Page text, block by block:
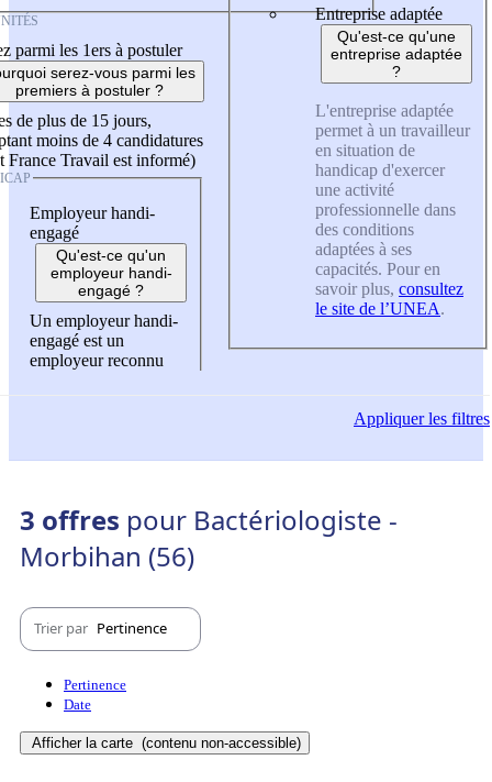
parmi les 1ers à postuler
serez-vous parmi les
premiers à postuler ?
de plus de 15 jours,
moins de 4 candidatures
France Travail est informé)
Employeur handi-
engagé
Qu'est-ce qu'un
employeur handi-
engagé ?
Un employeur handi-
engagé est un
employeur reconnu
Entreprise adaptée
Qu'est-ce qu'une
entreprise adaptée
?
L'entreprise adaptée
permet à un travailleur
en situation de
handicap d'exercer
une activité
professionnelle dans
des conditions
adaptées à ses
capacités. Pour en
savoir plus, consultez
le site de l’UNEA.
Appliquerles filtres
3 offres pour Bactériologiste -
Morbihan (56)
Trier par Pertinence
Pertinence
Date
Afficher la carte (contenu non-accessible)